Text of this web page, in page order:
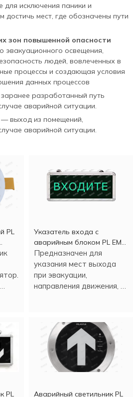
для исключения паники и
мест, где обозначены пути
зон повышенной опасности
эвакуационного освещения,
людей, вовлеченных в
процессы и создающая условия
данных процессов
разработанный путь
аварийной ситуации.
— выход из помещений,
аварийной ситуации.
PL
Указатель входа c
аварийным блоком PL EM
2.0 (1,5 часа)
Предназначен для
указания мест выхода
при эвакуации,
направления движения, а
PL
Аварийный светильник PL